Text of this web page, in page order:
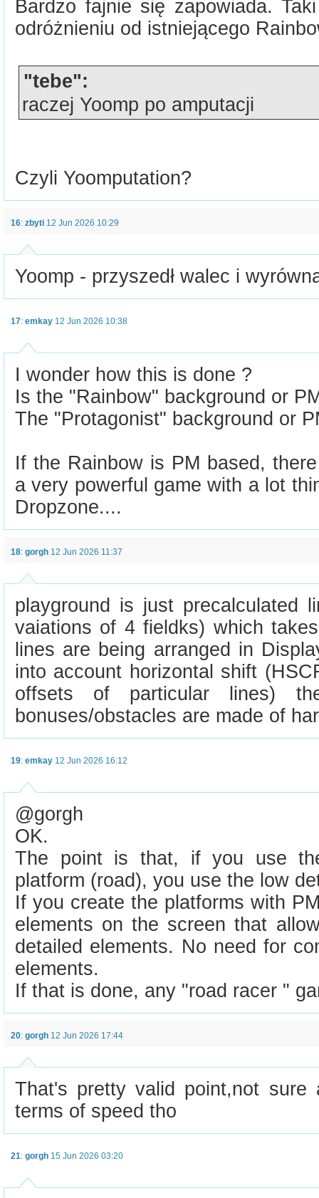
Bardzo fajnie się zapowiada.
odróżnieniu od istniejącego
"tebe":
raczej Yoomp po amputacji
Czyli Yoomputation?
16: zbyti 12 Jun 2026 10:29
Yoomp - przyszedł walec i
17: emkay 12 Jun 2026 10:38
I wonder how this is done ?
Is the "Rainbow" background or
The "Protagonist" background or
If the Rainbow is PM based,
a very powerful game with a lot
Dropzone....
18: gorgh 12 Jun 2026 11:37
playground is just precalculated
vaiations of 4 fieldks) which
lines are being arranged in
into account horizontal shift
offsets of particular lines)
bonuses/obstacles are made of
19: emkay 12 Jun 2026 16:12
@gorgh
OK.
The point is that, if you use
platform (road), you use the low
If you create the platforms with
elements on the screen that
detailed elements. No need for
elements.
If that is done, any "road racer "
20: gorgh 12 Jun 2026 17:44
That's pretty valid point,not sure
terms of speed tho
21: gorgh 15 Jun 2026 03:20